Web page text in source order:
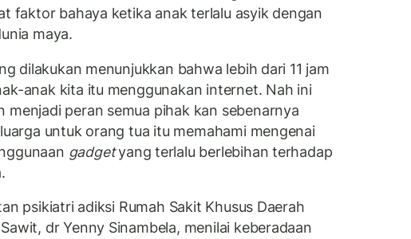
faktor bahaya ketika anak terlalu asyik dengan
maya.
dilakukan menunjukkan bahwa lebih dari 11 jam
anak kita itu menggunakan internet. Nah ini
menjadi peran semua pihak kan sebenarnya
untuk orang tua itu memahami mengenai
gadgetyang terlalu berlebihan terhadap
psikiatri adiksi Rumah Sakit Khusus Daerah
dr Yenny Sinambela, menilai keberadaan